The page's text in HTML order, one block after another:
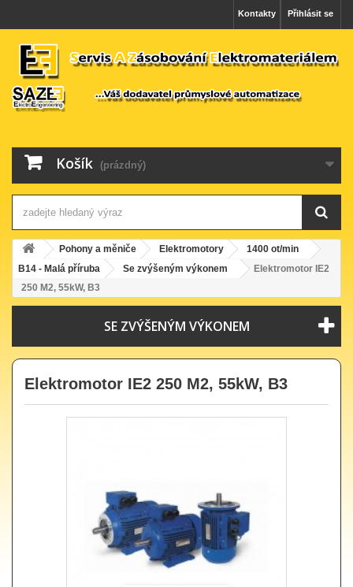
Přihlásit se
Kontakty
Košík (prázdný)
Pohony a měniče Elektromotory
1400 ot/min
B14 - Malá příruba
Se zvýšeným výkonem
Elektromotor IE2
250 M2, 55kW, B3
SE ZVÝŠENÝM VÝKONEM
Elektromotor IE2 250 M2, 55kW, B3